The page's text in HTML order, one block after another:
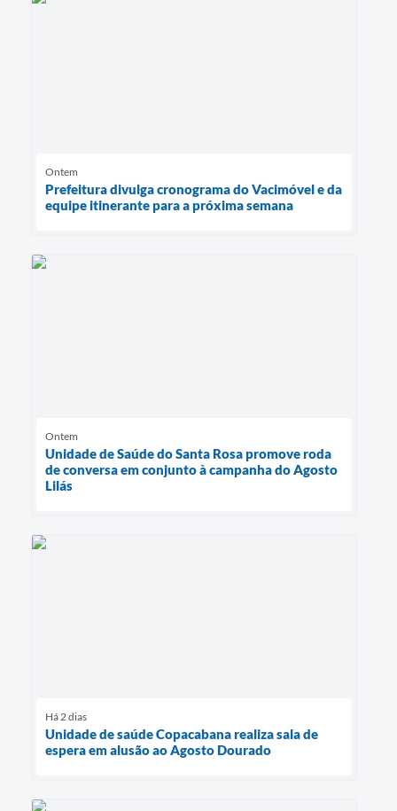
Ontem
Prefeitura divulga cronograma do Vacimóvel e da
equipe itinerante para a próxima semana
Ontem
Unidade de Saúde do Santa Rosa promove roda
de conversa em conjunto à campanha do Agosto
Lilás
Há 2 dias
Unidade de saúde Copacabana realiza sala de
espera em alusão ao Agosto Dourado